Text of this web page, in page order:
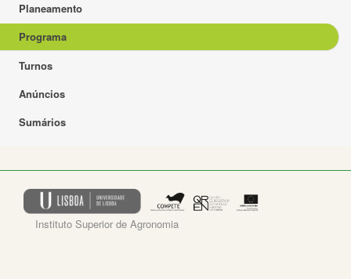
Planeamento
Programa
Turnos
Anúncios
Sumários
Instituto Superior de Agronomia